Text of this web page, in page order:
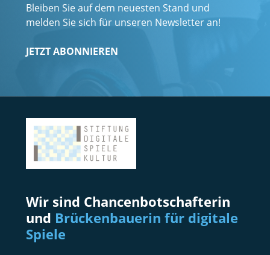
Bleiben Sie auf dem neuesten Stand und
melden Sie sich für unseren Newsletter an!
JETZT ABONNIEREN
Wir sind Chancenbotschafterin
und Brückenbauerin für digitale
Spiele